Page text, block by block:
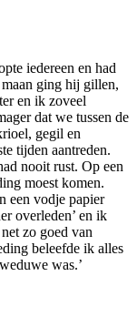
iedereen en had
ging hij gillen,
en ik zoveel
dat we tussen de
gegil en
tijden aantreden.
nooit rust. Op een
moest komen.
een vodje papier
overleden’ en ik
zo goed van
beleefde ik alles
was.’